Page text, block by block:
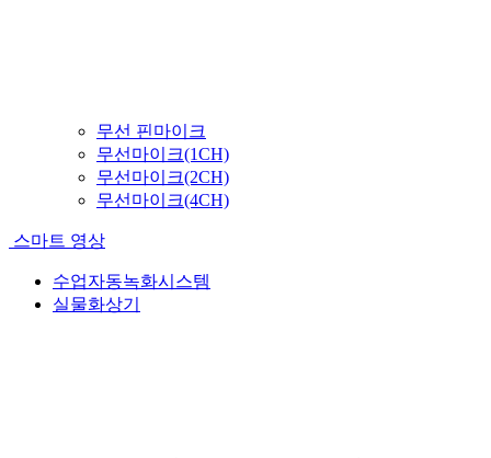
무선 핀마이크
무선마이크(1CH)
무선마이크(2CH)
무선마이크(4CH)
스마트 영상
수업자동녹화시스템
실물화상기